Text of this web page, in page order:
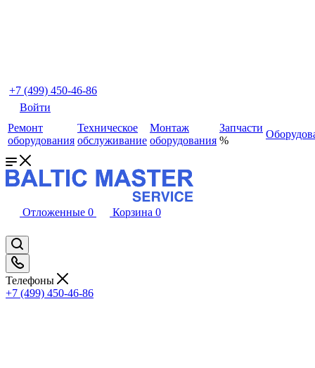
+7 (499) 450-46-86
Войти
Ремонт
оборудования
Техническое
обслуживание
Монтаж
оборудования
Запчасти
%
Отложенные 0 Корзина 0
Телефоны
+7 (499) 450-46-86